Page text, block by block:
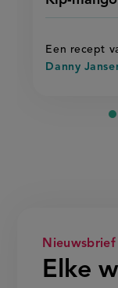
Een recept
Danny
recept
met
rijst
Nieuwsbrief
Elke